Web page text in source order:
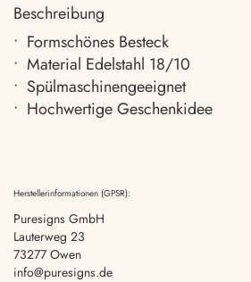
Beschreibung
• Formschönes Besteck
• Material Edelstahl 18/10
• Spülmaschinengeeignet
• Hochwertige Geschenkidee
Herstellerinformationen (GPSR):
Puresigns GmbH
Lauterweg 23
73277 Owen
info@puresigns.de